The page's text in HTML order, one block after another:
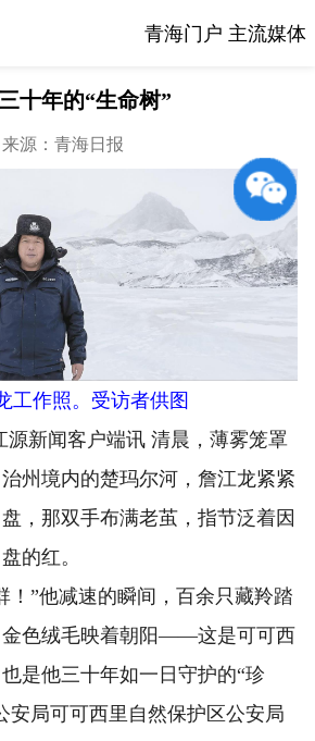
青海门户 主流媒体
十年的“生命树”
来源：青海日报
工作照。受访者供图
新闻客户端讯 清晨，薄雾笼罩
州境内的楚玛尔河，詹江龙紧紧
，那双手布满老茧，指节泛着因
的红。
”他减速的瞬间，百余只藏羚踏
金色绒毛映着朝阳——这是可可西
是他三十年如一日守护的“珍
安局可可西里自然保护区公安局